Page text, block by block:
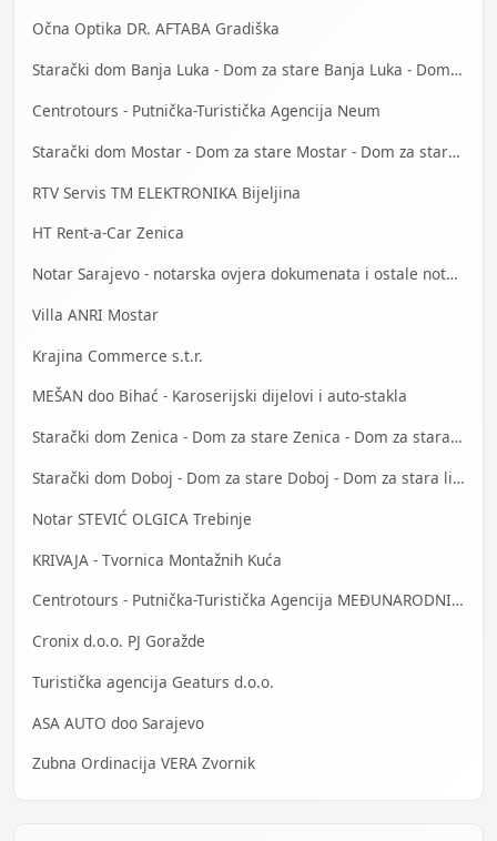
Očna Optika DR. AFTABA Gradiška
Starački dom Banja Luka - Dom za stare Banja Luka - Dom za stara lica Banjaluka
Centrotours - Putnička-Turistička Agencija Neum
Starački dom Mostar - Dom za stare Mostar - Dom za stara lica Mostar
RTV Servis TM ELEKTRONIKA Bijeljina
HT Rent-a-Car Zenica
Notar Sarajevo - notarska ovjera dokumenata i ostale notarske usluge
Villa ANRI Mostar
Krajina Commerce s.t.r.
MEŠAN doo Bihać - Karoserijski dijelovi i auto-stakla
Starački dom Zenica - Dom za stare Zenica - Dom za stara lica Zenica
Starački dom Doboj - Dom za stare Doboj - Dom za stara lica Doboj
Notar STEVIĆ OLGICA Trebinje
KRIVAJA - Tvornica Montažnih Kuća
Centrotours - Putnička-Turistička Agencija MEĐUNARODNI AERODROM Sarajevo
Cronix d.o.o. PJ Goražde
Turistička agencija Geaturs d.o.o.
ASA AUTO doo Sarajevo
Zubna Ordinacija VERA Zvornik